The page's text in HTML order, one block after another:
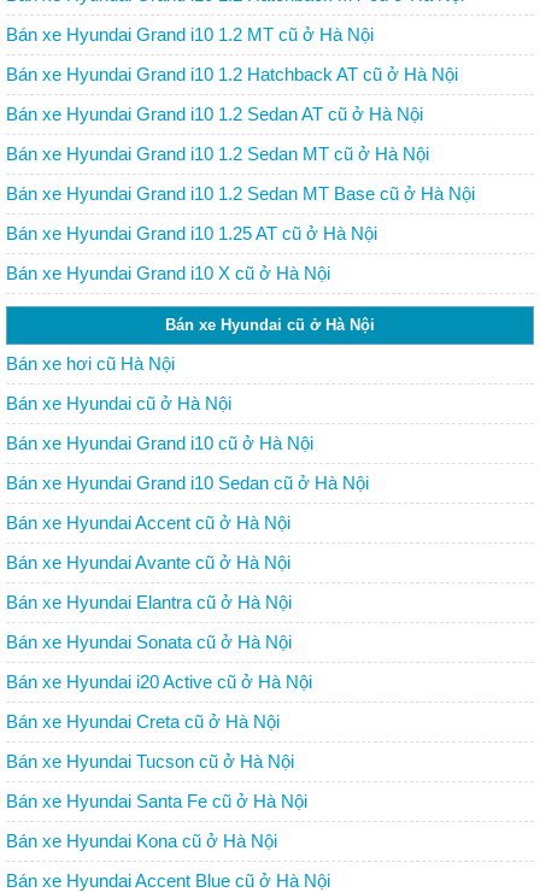
Bán xe Hyundai Grand i10 1.2 MT cũ ở Hà Nội
Bán xe Hyundai Grand i10 1.2 Hatchback AT cũ ở Hà Nội
Bán xe Hyundai Grand i10 1.2 Sedan AT cũ ở Hà Nội
Bán xe Hyundai Grand i10 1.2 Sedan MT cũ ở Hà Nội
Bán xe Hyundai Grand i10 1.2 Sedan MT Base cũ ở Hà Nội
Bán xe Hyundai Grand i10 1.25 AT cũ ở Hà Nội
Bán xe Hyundai Grand i10 X cũ ở Hà Nội
Bán xe Hyundai cũ ở Hà Nội
Bán xe hơi cũ Hà Nội
Bán xe Hyundai cũ ở Hà Nội
Bán xe Hyundai Grand i10 cũ ở Hà Nội
Bán xe Hyundai Grand i10 Sedan cũ ở Hà Nội
Bán xe Hyundai Accent cũ ở Hà Nội
Bán xe Hyundai Avante cũ ở Hà Nội
Bán xe Hyundai Elantra cũ ở Hà Nội
Bán xe Hyundai Sonata cũ ở Hà Nội
Bán xe Hyundai i20 Active cũ ở Hà Nội
Bán xe Hyundai Creta cũ ở Hà Nội
Bán xe Hyundai Tucson cũ ở Hà Nội
Bán xe Hyundai Santa Fe cũ ở Hà Nội
Bán xe Hyundai Kona cũ ở Hà Nội
Bán xe Hyundai Accent Blue cũ ở Hà Nội